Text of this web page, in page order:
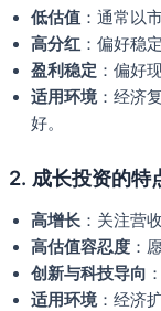
低估值 ：通常以
高分红 ：偏好稳
盈利稳定 ：偏好
适用环境：经济
好。
2. 成长投资的特
高增长 ：关注营
高估值容忍度 ：
创新与科技导向
适用环境：经济